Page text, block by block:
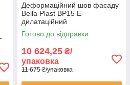
Деформаційний шов фасаду
Bella Plast BP15 E
дилатаційний
компенсаційний профіль з
сіткою прямий 2 метра
Готово до відправки
10 624,25 ₴/
упаковка
11 675 ₴/упаковка